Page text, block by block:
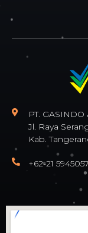
PT.
Jl. Raya
Kab.
+62-21